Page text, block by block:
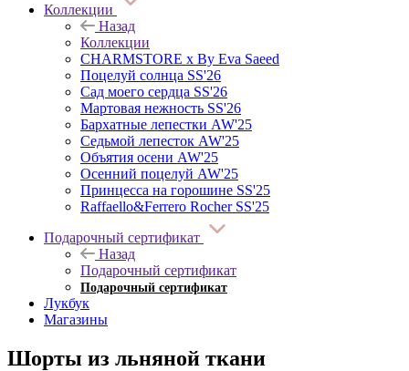
Коллекции
Назад
Коллекции
CHARMSTORE х By Eva Saeed
Поцелуй солнца SS'26
Сад моего сердца SS'26
Мартовая нежность SS'26
Бархатные лепестки AW'25
Седьмой лепесток AW'25
Объятия осени AW'25
Осенний поцелуй AW'25
Принцесса на горошине SS'25
Raffaello&Ferrero Rocher SS'25
Подарочный сертификат
Назад
Подарочный сертификат
Подарочный сертификат
Лукбук
Магазины
Шорты из льняной ткани